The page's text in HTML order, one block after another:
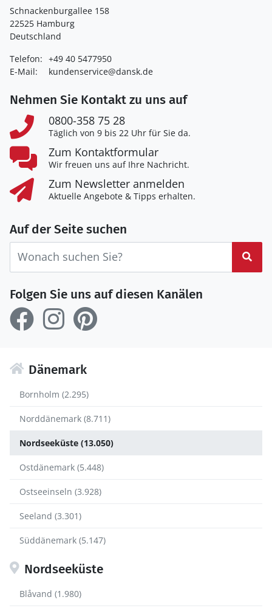
Schnackenburgallee 158
22525 Hamburg
Deutschland
Telefon: +49 40 5477950
E-Mail:
kundenservice@dansk.de
Nehmen Sie Kontakt zu uns auf
0800-358 75 28
Täglich von 9 bis 22 Uhr für Sie da.
Zum Kontaktformular
Wir freuen uns auf Ihre Nachricht.
Zum Newsletter anmelden
Aktuelle Angebote & Tipps erhalten.
Auf der Seite suchen
Folgen Sie uns auf diesen Kanälen
Dänemark
Bornholm (2.295)
Norddänemark (8.711)
Nordseeküste (13.050)
Ostdänemark (5.448)
Ostseeinseln (3.928)
Seeland (3.301)
Süddänemark (5.147)
Nordseeküste
Blåvand (1.980)